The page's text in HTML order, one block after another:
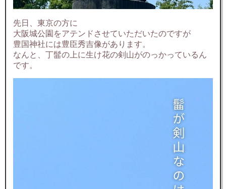
先日、東京の方に
大阪城公園をアテンドさせていただいたのですが
豊国神社には豊臣秀吉像があります。
なんと、丁髷の上に生け花の剣山がのっかっているん
です。